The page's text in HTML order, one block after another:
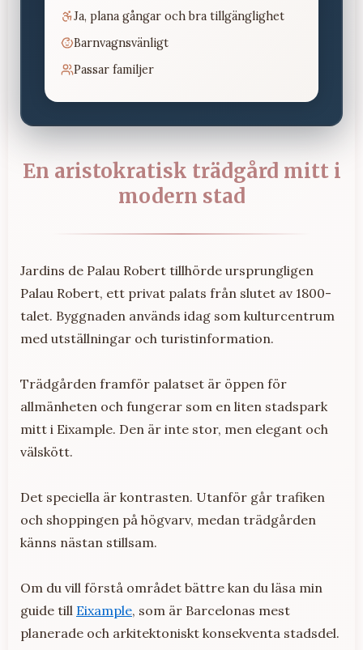
Ja, plana gångar och bra tillgänglighet
Barnvagnsvänligt
Passar familjer
En aristokratisk trädgård mitt i
modern stad
Jardins de Palau Robert tillhörde ursprungligen
Palau Robert, ett privat palats från slutet av 1800-
talet. Byggnaden används idag som kulturcentrum
med utställningar och turistinformation.
Trädgården framför palatset är öppen för
allmänheten och fungerar som en liten stadspark
mitt i Eixample. Den är inte stor, men elegant och
välskött.
Det speciella är kontrasten. Utanför går trafiken
och shoppingen på högvarv, medan trädgården
känns nästan stillsam.
Om du vill förstå området bättre kan du läsa min
guide till Eixample, som är Barcelonas mest
planerade och arkitektoniskt konsekventa stadsdel.